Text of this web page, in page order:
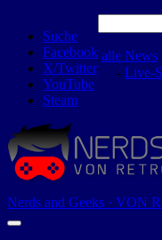
Suche
Facebook
X/Twitter
YouTube
Steam
nach:
alle News
- Live-
Nerds and Geeks · VON